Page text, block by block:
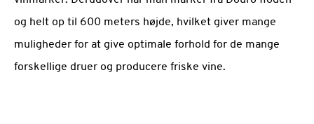
og helt op til 600 meters højde, hvilket giver mange
muligheder for at give optimale forhold for de mange
forskellige druer og producere friske vine.